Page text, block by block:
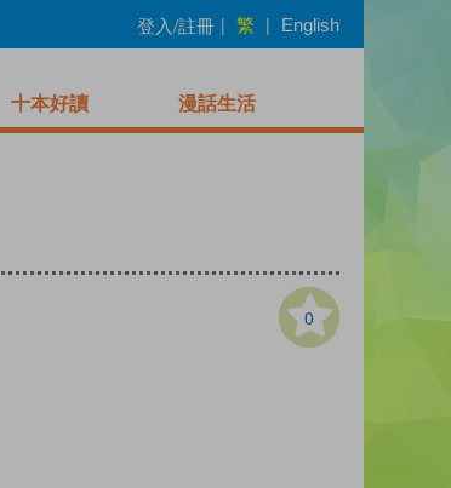
登入/註冊 | 繁 | English
十本好讀 漫話生活
0